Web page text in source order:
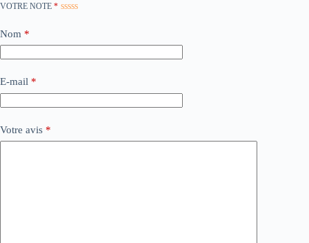
VOTRE NOTE *
Nom *
E-mail *
Votre avis *